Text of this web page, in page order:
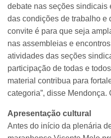
debate nas seções sindicais
das condições de trabalho e
convite é para que seja
nas assembleias e
atividades das seções
participação de todas e
material contribua para
categoria”, disse Mendonça.
Apresentação cultural
Antes do início da plenária